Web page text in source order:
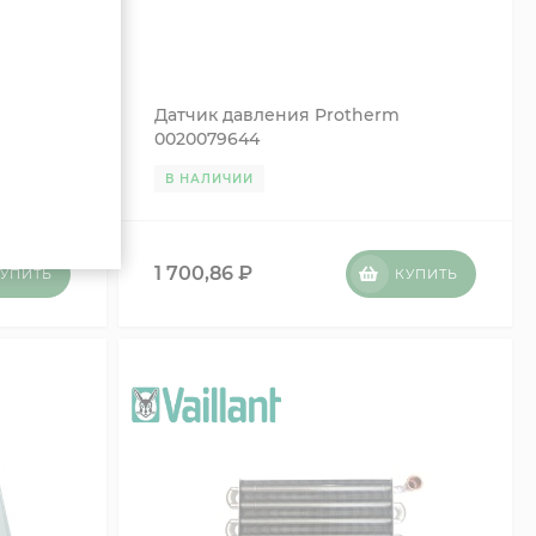
Датчик давления Protherm
0020079644
В НАЛИЧИИ
1 700,86 ₽ КУПИТЬ